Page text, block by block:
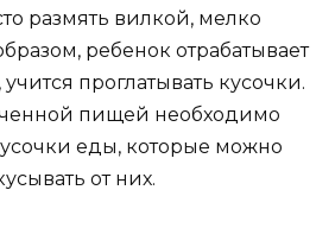
размять вилкой, мелко
ребенок отрабатывает
проглатывать кусочки.
пищей необходимо
еды, которые можно
от них.